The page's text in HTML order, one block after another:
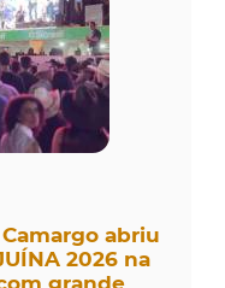
abriu
2026 na